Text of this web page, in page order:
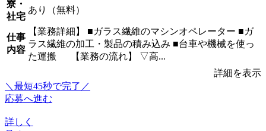
寮・
社宅
あり（無料）
仕事
内容
【業務詳細】 ■ガラス繊維のマシンオペレーター ■ガ
ラス繊維の加工・製品の積み込み ■台車や機械を使っ
た運搬 【業務の流れ】 ▽高...
詳細を表示
＼最短45秒で完了／
応募へ進む
詳しく